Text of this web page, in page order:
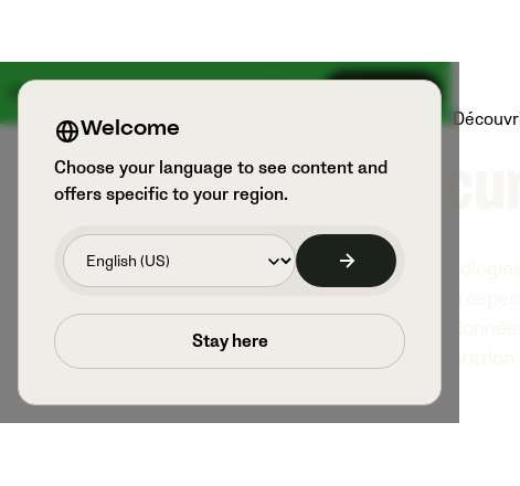
Une grande nouveauté arrive le 18 août
Produits
Welcome
Choose your language to see content and
offers specific to your region.
Stay here
Chez Veo
protection des
dans